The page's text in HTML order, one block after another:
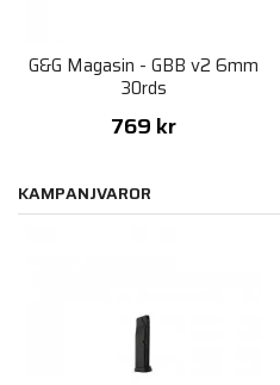
G&G Magasin - GBB v2 6mm
30rds
769 kr
KAMPANJVAROR